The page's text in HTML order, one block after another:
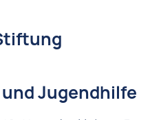
Jugendhilfe